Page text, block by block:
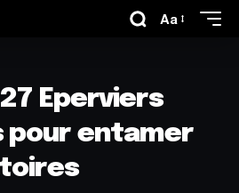
Aa
Eperviers
pour entamer